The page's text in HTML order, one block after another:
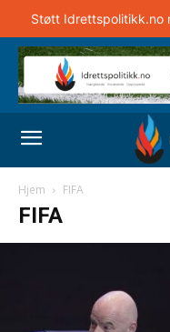
Støtt Idrettspolitikk.no
Hjem FIFA
FIFA